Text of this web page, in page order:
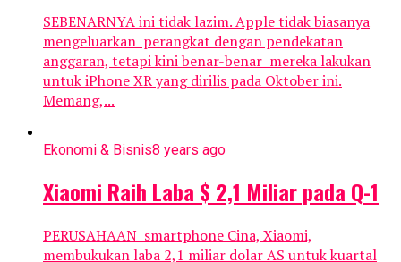
SEBENARNYA ini tidak lazim. Apple tidak biasanya
mengeluarkan perangkat dengan pendekatan
anggaran, tetapi kini benar-benar mereka lakukan
untuk iPhone XR yang dirilis pada Oktober ini.
Memang,...
Ekonomi & Bisnis8 years ago
Xiaomi Raih Laba $ 2,1 Miliar pada Q-1
PERUSAHAAN smartphone Cina, Xiaomi,
membukukan laba 2,1 miliar dolar AS untuk kuartal